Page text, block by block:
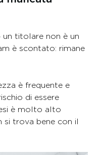
un titolare non è un
è scontato: rimane
è frequente e
di essere
è molto alto
trova bene con il